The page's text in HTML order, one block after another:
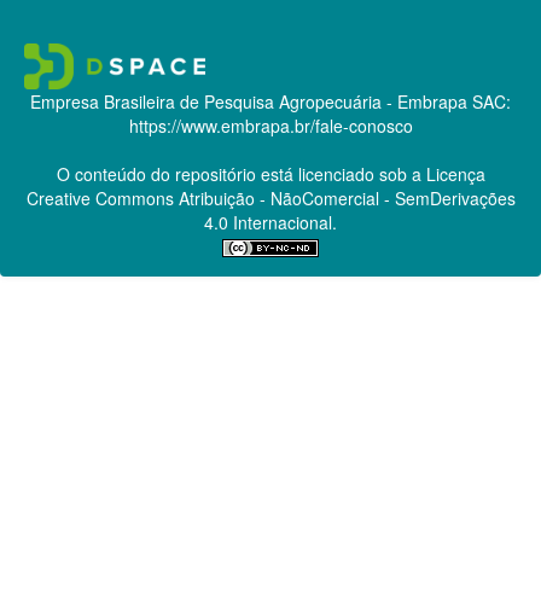
Empresa Brasileira de Pesquisa Agropecuária - Embrapa SAC:
https://www.embrapa.br/fale-conosco
O conteúdo do repositório está licenciado sob a Licença
Creative CommonsAtribuição - NãoComercial - SemDerivações
4.0 Internacional.